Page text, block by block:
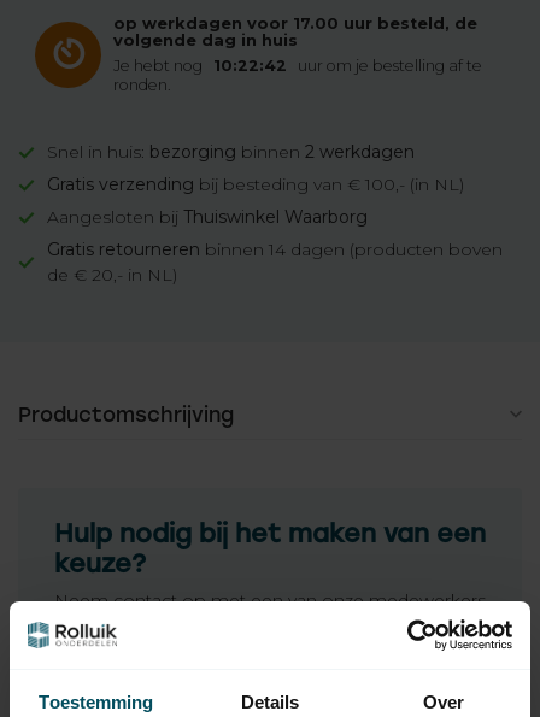
Toestemming Details Over
op werkdagen voor 17.00 uur besteld, de
volgende dag in huis
Je hebt nog
10:22:42
uur om je bestelling af te
ronden.
Snel in huis: bezorging binnen 2 werkdagen
Gratis verzending bij besteding van € 100,- (in NL)
Aangesloten bij Thuiswinkel Waarborg
Gratis retourneren binnen 14 dagen (producten boven
de € 20,- in NL)
Productomschrijving
Hulp nodig bij het maken van een
keuze?
Neem contact op met een van onze medewerkers